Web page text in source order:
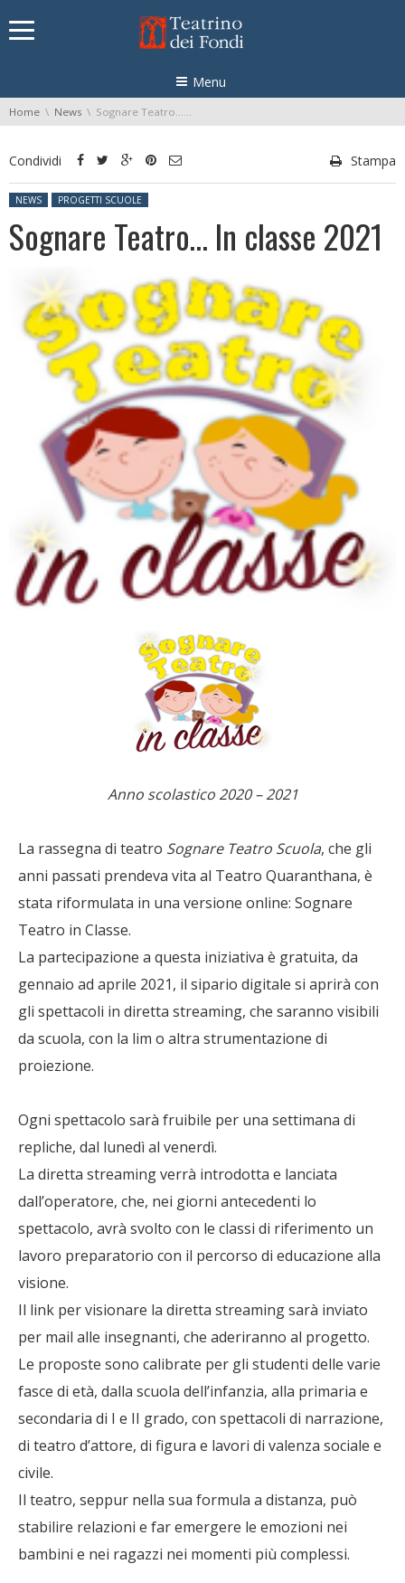
Menu
You are here:
Home News Sognare Teatro… In classe 2021
Condividi Stampa
Posted in:
NEWS PROGETTI SCUOLE
Sognare Teatro… In classe 2021
Anno scolastico 2020 – 2021
La rassegna di teatro Sognare Teatro Scuola, che gli
anni passati prendeva vita al Teatro Quaranthana, è
stata riformulata in una versione online: Sognare
Teatro in Classe.
La partecipazione a questa iniziativa è gratuita, da
gennaio ad aprile 2021, il sipario digitale si aprirà con
gli spettacoli in diretta streaming, che saranno visibili
da scuola, con la lim o altra strumentazione di
proiezione.
Ogni spettacolo sarà fruibile per una settimana di
repliche, dal lunedì al venerdì.
La diretta streaming verrà introdotta e lanciata
dall’operatore, che, nei giorni antecedenti lo
spettacolo, avrà svolto con le classi di riferimento un
lavoro preparatorio con il percorso di educazione alla
visione.
Il link per visionare la diretta streaming sarà inviato
per mail alle insegnanti, che aderiranno al progetto.
Le proposte sono calibrate per gli studenti delle varie
fasce di età, dalla scuola dell’infanzia, alla primaria e
secondaria di I e II grado, con spettacoli di narrazione,
di teatro d’attore, di figura e lavori di valenza sociale e
civile.
Il teatro, seppur nella sua formula a distanza, può
stabilire relazioni e far emergere le emozioni nei
bambini e nei ragazzi nei momenti più complessi.